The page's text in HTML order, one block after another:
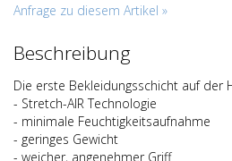
Anfrage zu diesem Artikel »
Beschreibung
Die erste Bekleidungsschicht auf der
- Stretch-AIR Technologie
- minimale Feuchtigkeitsaufnahme
- geringes Gewicht
- weicher, angenehmer Griff